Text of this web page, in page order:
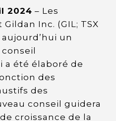
2024 – Les
Inc. (GIL; TSX
un
a été élaboré de
des
des
conseil guidera
croissance de la